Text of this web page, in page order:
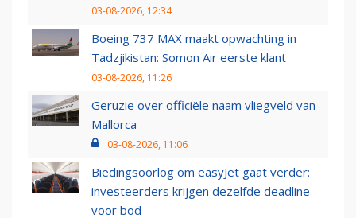
03-08-2026, 12:34
Boeing 737 MAX maakt opwachting in
Tadzjikistan: Somon Air eerste klant
03-08-2026, 11:26
Geruzie over officiële naam vliegveld van
Mallorca
03-08-2026, 11:06
Biedingsoorlog om easyJet gaat verder:
investeerders krijgen dezelfde deadline
voor bod